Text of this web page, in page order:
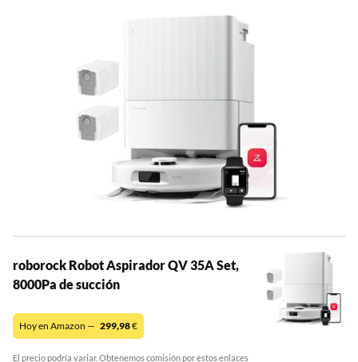
roborock Robot Aspirador QV 35A Set,
8000Pa de succión
Hoy en Amazon — 299,98€
El precio podría variar. Obtenemos comisión por estos enlaces